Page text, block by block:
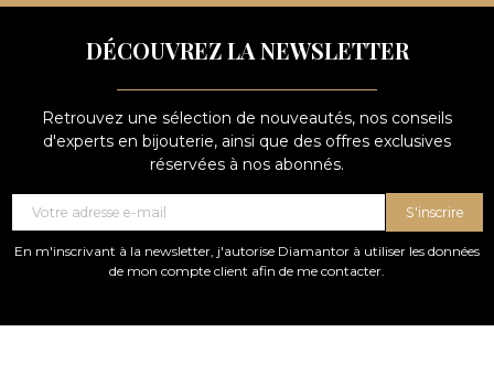
DÉCOUVREZ LA NEWSLETTER
Retrouvez une sélection de nouveautés, nos conseils
d'experts en bijouterie, ainsi que des offres exclusives
réservées à nos abonnés.
S'inscrire
En m'inscrivant à la newsletter, j'autorise Diamantor à utiliser les données
de mon compte client afin de me contacter.